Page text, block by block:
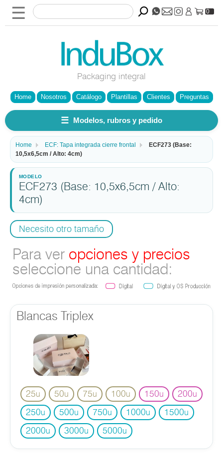
☰
Packaging integral
0
Home Nosotros Catálogo Plantillas Clientes Preguntas
☰ Modelos, rubros y pedido
Home ECF: Tapa integrada cierre frontal
ECF273 (Base:
10,5x6,5cm / Alto: 4cm)
ECF273 (Base: 10,5x6,5cm / Alto:
4cm)
Necesito otro tamaño
Para ver opciones y precios
seleccione una cantidad:
Blancas Triplex
25u 50u 75u 100u 150u 200u
250u 500u 750u 1000u 1500u
2000u 3000u 5000u